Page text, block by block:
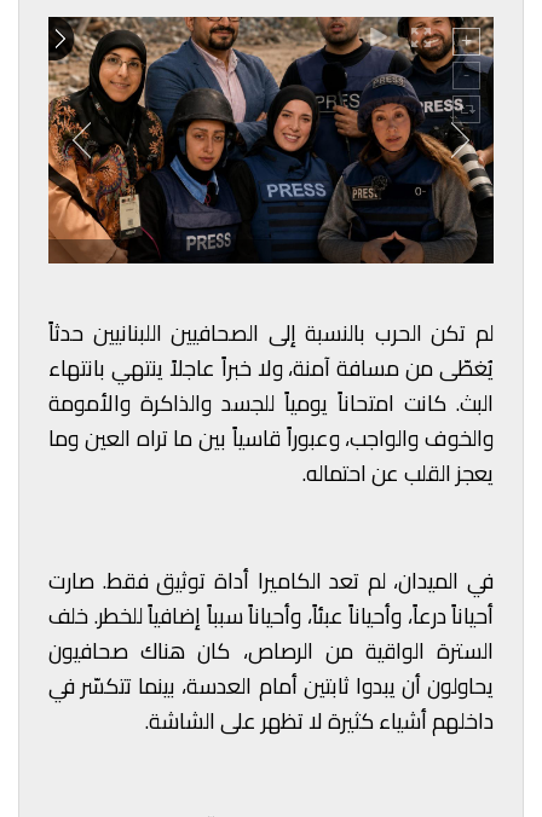
لم تكن الحرب بالنسبة إلى الصحافيين اللبنانيين حدثاً
يُغطّى من مسافة آمنة، ولا خبراً عاجلاً ينتهي بانتهاء
البث. كانت امتحاناً يومياً للجسد والذاكرة والأمومة
والخوف والواجب، وعبوراً قاسياً بين ما تراه العين وما
يعجز القلب عن احتماله.
في الميدان، لم تعد الكاميرا أداة توثيق فقط. صارت
أحياناً درعاً، وأحياناً عبئاً، وأحياناً سبباً إضافياً للخطر. خلف
السترة الواقية من الرصاص، كان هناك صحافيون
يحاولون أن يبدوا ثابتين أمام العدسة، بينما تتكسّر في
داخلهم أشياء كثيرة لا تظهر على الشاشة.